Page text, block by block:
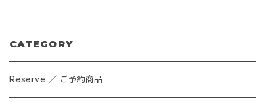
CATEGORY
Reserve ／ ご予約商品